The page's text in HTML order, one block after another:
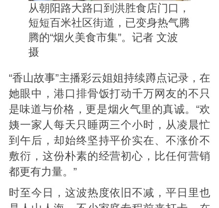
从朝阳路大路口到洪胜食店门口，
短短百米社区街道，已变身热气腾
腾的“烟火美食市集”。记者 文波
摄
“香山故事”主播彩云姐姐持续蹲点记录，在
她眼中，港口排骨饭打动千万网友的不只
是味道与价格，更是烟火气里的真诚。“欢
姨一家人每天只睡两三个小时，从凌晨忙
到午后，却始终坚持平价实在、不涨价不
敷衍，这份朴素的经营初心，比任何营销
都更有力量。”
时至今日，这波热度依旧不减，平日里也